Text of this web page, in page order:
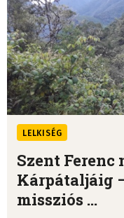
LELKISÉG
Szent
Kárpátaljáig
missziós ...